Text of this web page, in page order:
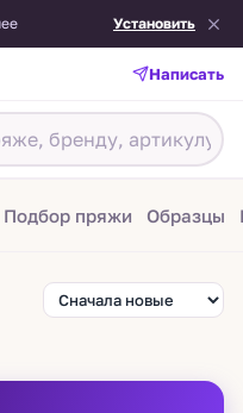
Установить
Написать
Подбор пряжи Образцы